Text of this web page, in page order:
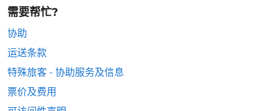
需要帮忙?
协助
运送条款
特殊旅客 - 协助服务及信息
票价及费用